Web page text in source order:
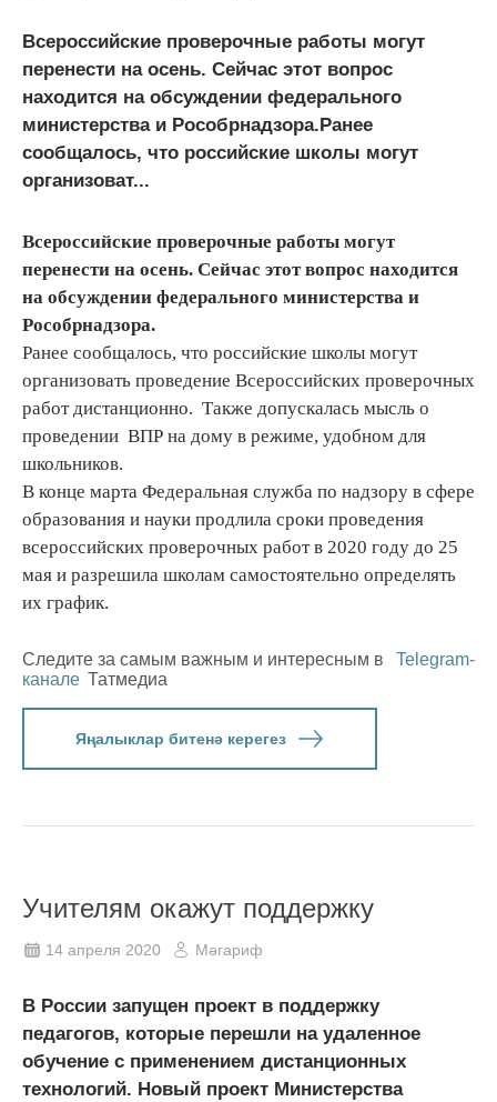
Всероссийские проверочные работы могут
перенести на осень. Сейчас этот вопрос
находится на обсуждении федерального
министерства и Рособрнадзора.Ранее
сообщалось, что российские школы могут
организоват...
Всероссийские проверочные работы могут
перенести на осень. Сейчас этот вопрос находится
на обсуждении федерального министерства и
Рособрнадзора.
Ранее сообщалось, что российские школы могут
организовать проведение Всероссийских проверочных
работ дистанционно. Также допускалась мысль о
проведении ВПР на дому в режиме, удобном для
школьников.
В конце марта Федеральная служба по надзору в сфере
образования и науки продлила сроки проведения
всероссийских проверочных работ в 2020 году до 25
мая и разрешила школам самостоятельно определять
их график.
Следите за самым важным и интересным в
Telegram-
канале Татмедиа
Яңалыклар битенә керегез
Учителям окажут поддержку
14 апреля 2020 Мәгариф
В России запущен проект в поддержку
педагогов, которые перешли на удаленное
обучение с применением дистанционных
технологий. Новый проект Министерства